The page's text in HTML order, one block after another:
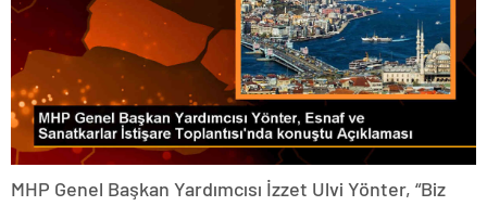
MHP Genel Başkan Yardımcısı İzzet Ulvi Yönter, “Biz